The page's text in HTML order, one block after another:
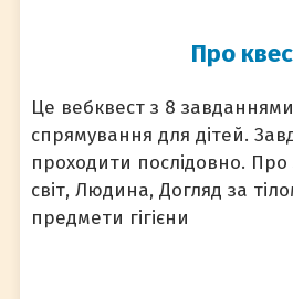
Про
Це вебквест з 8
спрямування для дітей.
проходити послідовно. Про
світ, Людина, Догляд за
предмети гігієни